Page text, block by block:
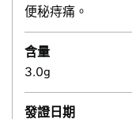
便秘痔痛。
含量
3.0g
發證日期